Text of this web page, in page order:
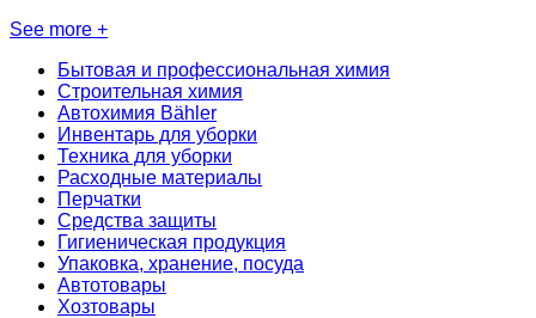
See more +
Бытовая и профессиональная химия
Строительная химия
Автохимия Bähler
Инвентарь для уборки
Техника для уборки
Расходные материалы
Перчатки
Средства защиты
Гигиеническая продукция
Упаковка, хранение, посуда
Автотовары
Хозтовары